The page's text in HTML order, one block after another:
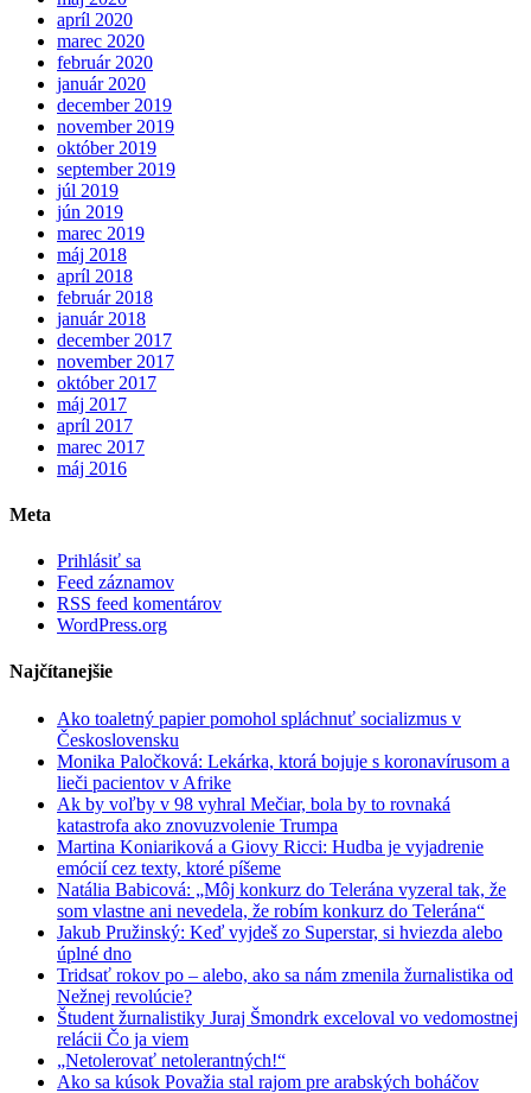
apríl 2020
marec 2020
február 2020
január 2020
december 2019
november 2019
október 2019
september 2019
júl 2019
jún 2019
marec 2019
máj 2018
apríl 2018
február 2018
január 2018
december 2017
november 2017
október 2017
máj 2017
apríl 2017
marec 2017
máj 2016
Meta
Prihlásiť sa
Feed záznamov
RSS feed komentárov
WordPress.org
Najčítanejšie
Ako toaletný papier pomohol spláchnuť socializmus v
Československu
Monika Paločková: Lekárka, ktorá bojuje s koronavírusom a
lieči pacientov v Afrike
Ak by voľby v 98 vyhral Mečiar, bola by to rovnaká
katastrofa ako znovuzvolenie Trumpa
Martina Koniariková a Giovy Ricci: Hudba je vyjadrenie
emócií cez texty, ktoré píšeme
Natália Babicová: „Môj konkurz do Telerána vyzeral tak, že
som vlastne ani nevedela, že robím konkurz do Telerána“
Jakub Pružinský: Keď vyjdeš zo Superstar, si hviezda alebo
úplné dno
Tridsať rokov po – alebo, ako sa nám zmenila žurnalistika od
Nežnej revolúcie?
Študent žurnalistiky Juraj Šmondrk exceloval vo vedomostnej
relácii Čo ja viem
„Netolerovať netolerantných!“
Ako sa kúsok Považia stal rajom pre arabských boháčov